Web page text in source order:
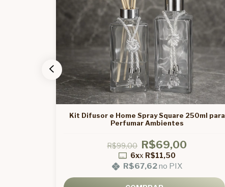
Kit Difusor e Home Spray Square 250ml para
Perfumar Ambientes
R$99,00 R$69,00
6xx R$11,50
R$67,62no PIX